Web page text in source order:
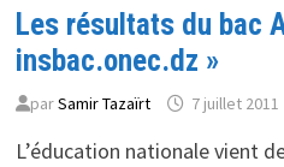
Les résultats du bac
insbac.onec.dz »
parSamir Tazaïrt 7 juillet 2011
L’éducation nationale vient